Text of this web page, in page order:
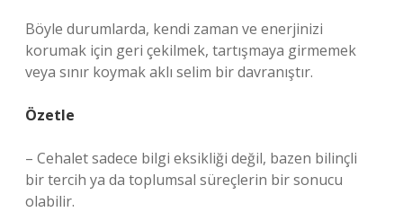
Böyle durumlarda, kendi zaman ve enerjinizi
korumak için geri çekilmek, tartışmaya girmemek
veya sınır koymak aklı selim bir davranıştır.
Özetle
– Cehalet sadece bilgi eksikliği değil, bazen bilinçli
bir tercih ya da toplumsal süreçlerin bir sonucu
olabilir.